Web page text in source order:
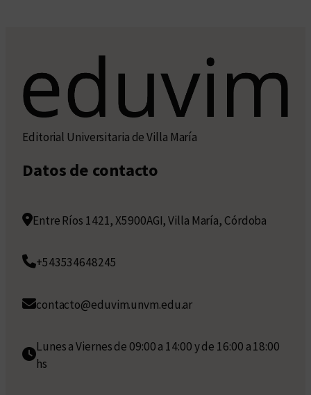
Editorial Universitaria de Villa María
Datos de contacto
Entre Ríos 1421, X5900AGI, Villa María, Córdoba
+543534648245
contacto@eduvim.unvm.edu.ar
Lunes a Viernes de 09:00 a 14:00 y de 16:00 a 18:00
hs